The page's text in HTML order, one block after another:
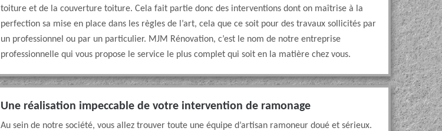
toiture et de la couverture toiture. Cela fait partie donc des interventions dont on maîtrise à la
perfection sa mise en place dans les règles de l’art, cela que ce soit pour des travaux sollicités par
un professionnel ou par un particulier. MJM Rénovation, c’est le nom de notre entreprise
professionnelle qui vous propose le service le plus complet qui soit en la matière chez vous.
Une réalisation impeccable de votre intervention de ramonage
Au sein de notre société, vous allez trouver toute une équipe d’artisan ramoneur doué et sérieux.